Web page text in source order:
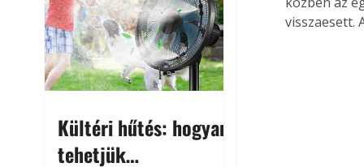
benne hagyott tárgyakra is
káros hatással lehet. Néhány
egyszerű óvintézkedéssel
azonban jelentősen
csökkenthetjük a hőség káros
Kültéri hűtés: hogyan
tehetjük
visszaesett.